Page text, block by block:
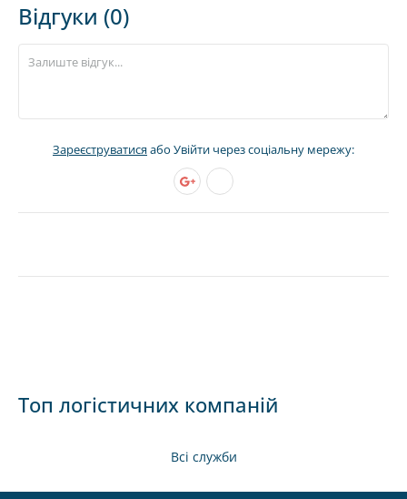
Відгуки (0)
Зареєструватисяабо Увійти через соціальну мережу:
Топ логістичних компаній
Всі служби